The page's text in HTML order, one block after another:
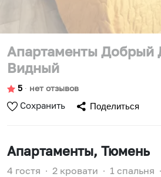
Апартаменты
Видный
5 ∙ нет отзывов
Сохранить Поделиться
Апартаменты, Тюмень
4 гостя ∙ 2 кровати ∙ 1 спальня ∙